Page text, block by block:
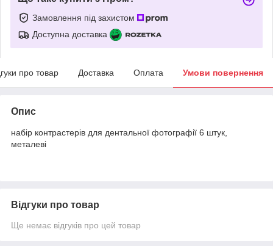
Замовлення під захистом
Доступна доставка
про товар Доставка Оплата Умови повернення
Опис
набір контрастерів для дентальної фотографії 6 штук,
металеві
Відгуки про товар
Ще немає відгуків про цей товар